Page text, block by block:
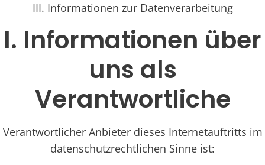
III. Informationen zur Datenverarbeitung
I. Informationen über
uns als
Verantwortliche
Verantwortlicher Anbieter dieses Internetauftritts im
datenschutzrechtlichen Sinne ist: